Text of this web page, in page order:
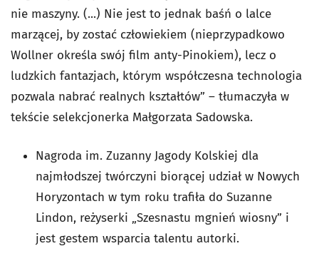
nie maszyny. (...) Nie jest to jednak baśń o lalce
marzącej, by zostać człowiekiem (nieprzypadkowo
Wollner określa swój film anty-Pinokiem), lecz o
ludzkich fantazjach, którym współczesna technologia
pozwala nabrać realnych kształtów” – tłumaczyła w
tekście selekcjonerka Małgorzata Sadowska.
Nagroda im. Zuzanny Jagody Kolskiej dla
najmłodszej twórczyni biorącej udział w Nowych
Horyzontach w tym roku trafiła do Suzanne
Lindon, reżyserki „Szesnastu mgnień wiosny” i
jest gestem wsparcia talentu autorki.